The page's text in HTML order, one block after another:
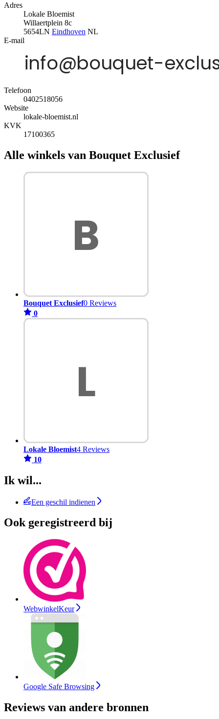
Adres
Lokale Bloemist
Willaertplein 8c
5654LN Eindhoven NL
E-mail
Telefoon
0402518056
Website
lokale-bloemist.nl
KVK
17100365
Alle winkels van Bouquet Exclusief
Bouquet Exclusief0 Reviews
0
Lokale Bloemist4 Reviews
10
Ik wil...
Een geschil indienen
Ook geregistreerd bij
WebwinkelKeur
Google Safe Browsing
Reviews van andere bronnen